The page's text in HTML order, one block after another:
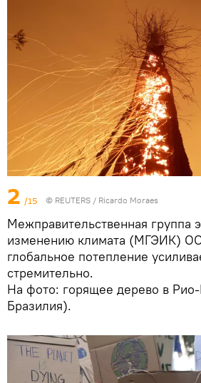
2 /15 © REUTERS / Ricardo Moraes
Межправительственная группа
изменению климата (МГЭИК)
глобальное потепление
стремительно.
На фото: горящее дерево в
Бразилия).